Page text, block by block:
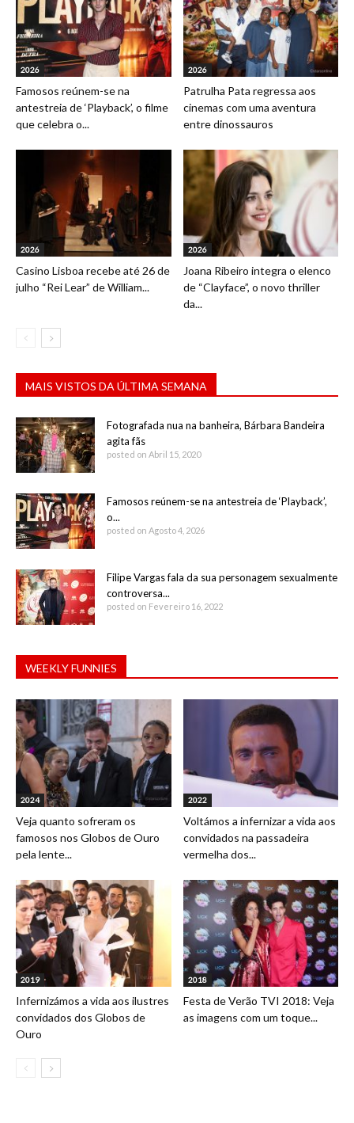
2026
Famosos reúnem-se na
antestreia de ‘Playback’, o filme
que celebra o...
2026
Patrulha Pata regressa aos
cinemas com uma aventura
entre dinossauros
2026
Casino Lisboa recebe até 26 de
julho “Rei Lear” de William...
2026
Joana Ribeiro integra o elenco
de “Clayface”, o novo thriller
da...
MAIS VISTOS DA ÚLTIMA SEMANA
Fotografada nua na banheira, Bárbara Bandeira
agita fãs
posted on Abril 15, 2020
Famosos reúnem-se na antestreia de ‘Playback’,
o...
posted on Agosto 4, 2026
Filipe Vargas fala da sua personagem sexualmente
controversa...
posted on Fevereiro 16, 2022
WEEKLY FUNNIES
2024
Veja quanto sofreram os
famosos nos Globos de Ouro
pela lente...
2022
Voltámos a infernizar a vida aos
convidados na passadeira
vermelha dos...
2019
Infernizámos a vida aos ilustres
convidados dos Globos de
Ouro
2018
Festa de Verão TVI 2018: Veja
as imagens com um toque...